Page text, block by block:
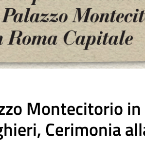
Montecitorio
Cerimonia